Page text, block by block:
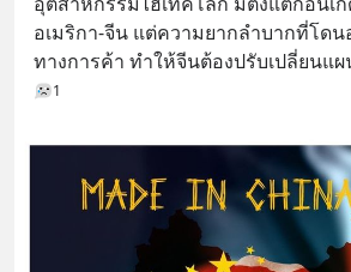
อเมริกา-จีน แต่ความยากลำบากที่โด
ทางการค้า ทำให้จีนต้องปรับเปลี่ยนแ
1